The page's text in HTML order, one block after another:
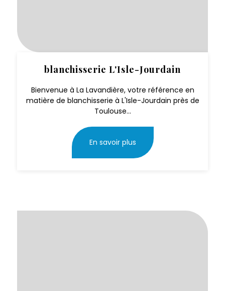
blanchisserie L'Isle-Jourdain
Bienvenue à La Lavandière, votre référence en
matière de blanchisserie à L'Isle-Jourdain près de
Toulouse...
En savoir plus